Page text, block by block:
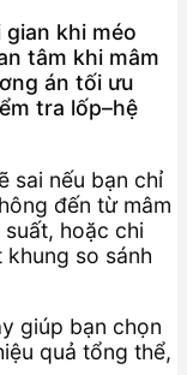
khi méo
tâm khi mâm
án tối ưu
tra lốp–hệ
sai nếu bạn chỉ
đến từ mâm
hoặc chi
so sánh
giúp bạn chọn
quả tổng thể,